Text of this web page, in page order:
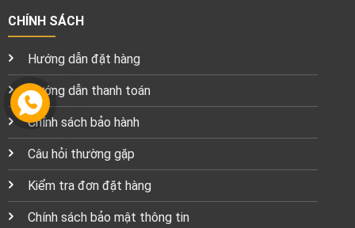
CHÍNH SÁCH
Hướng dẫn đặt hàng
Hướng dẫn thanh toán
Chính sách bảo hành
Câu hỏi thường gặp
Kiểm tra đơn đặt hàng
Chính sách bảo mật thông tin